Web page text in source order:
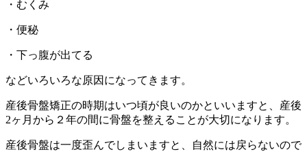
・むくみ
・便秘
・下っ腹が出てる
などいろいろな原因になってきます。
産後骨盤矯正の時期はいつ頃が良いのかといいますと、産後
2ヶ月から２年の間に骨盤を整えることが大切になります。
産後骨盤は一度歪んでしまいますと、自然には戻らないので